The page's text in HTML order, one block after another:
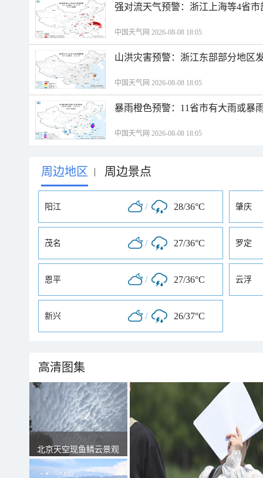
强对流天气预警：浙江上海等4省
中国天气网 2026-08-08 18:05
山洪灾害预警：浙江东部部分地区
中国天气网 2026-08-08 18:05
暴雨橙色预警：11省市有大雨或暴
中国天气网 2026-08-08 18:05
周边地区 | 周边景点
阳江 / 28/36°C 肇庆
茂名 / 27/36°C 罗定
恩平 / 27/36°C 云浮
新兴 / 26/37°C
高清图集
北京天空现鱼鳞云景观